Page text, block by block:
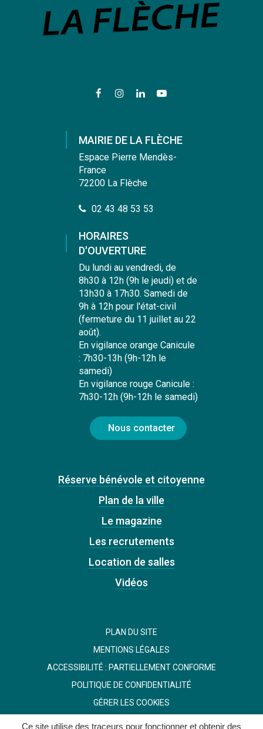
Ce site utilise des traceurs pour fonctionner et obtenir des
Lien
compte
Lien
compte
Lien
compte
chaîne
MAIRIE DE LA FLÈCHE
Espace Pierre Mendès-
France
72200 La Flèche
02 43 48 53 53
HORAIRES
D'OUVERTURE
Du lundi au vendredi, de
8h30 à 12h (9h le jeudi) et de
13h30 à 17h30. Samedi de
9h à 12h pour l'état-civil
(fermeture du 11 juillet au 22
août).
En vigilance orange Canicule
: 7h30-13h (9h-12h le
samedi)
En vigilance rouge Canicule :
7h30-12h (9h-12h le samedi)
Nous contacter
Réserve bénévole et citoyenne
Plan de la ville
Le magazine
Les recrutements
Location de salles
Vidéos
PLAN DU SITE
MENTIONS LÉGALES
ACCESSIBILITÉ : PARTIELLEMENT CONFORME
POLITIQUE DE CONFIDENTIALITÉ
GÉRER LES COOKIES